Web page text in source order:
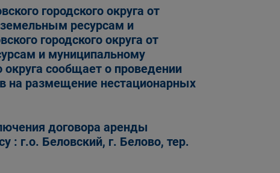
городского округа от
ресурсам и
городского округа от
и муниципальному
сообщает о проведении
на размещение нестационарных
договора аренды
: г.о. Беловский, г. Белово, тер.